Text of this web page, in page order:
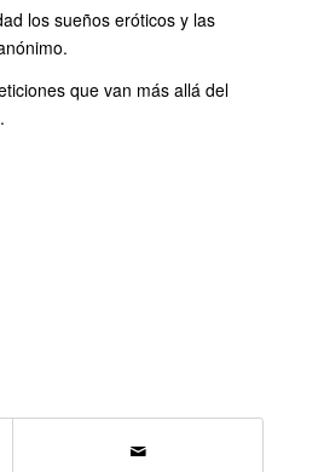
los sueños eróticos y las
que van más allá del